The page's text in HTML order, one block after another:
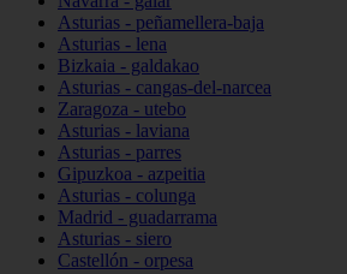
Asturias - peñamellera-baja
Asturias - lena
Bizkaia - galdakao
Asturias - cangas-del-narcea
Zaragoza - utebo
Asturias - laviana
Asturias - parres
Gipuzkoa - azpeitia
Asturias - colunga
Madrid - guadarrama
Asturias - siero
Castellón - orpesa